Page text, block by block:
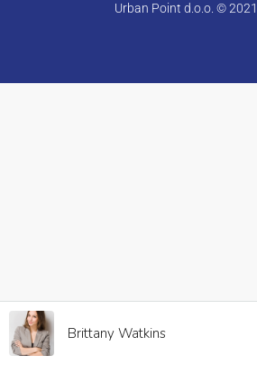
Urban Point d.o.o. ©
Brittany Watkins